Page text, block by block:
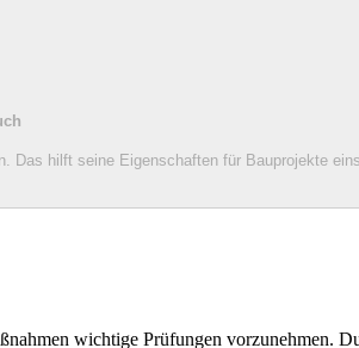
Das hilft seine Eigenschaften für Bauprojekte
wichtige Prüfungen vorzunehmen.